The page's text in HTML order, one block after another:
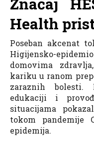
Health
Poseban akcenat
Higijensko-
domovima
kariku u ranom
zaraznih bolesti.
edukaciji i
situacijama
tokom pandemije
epidemija.